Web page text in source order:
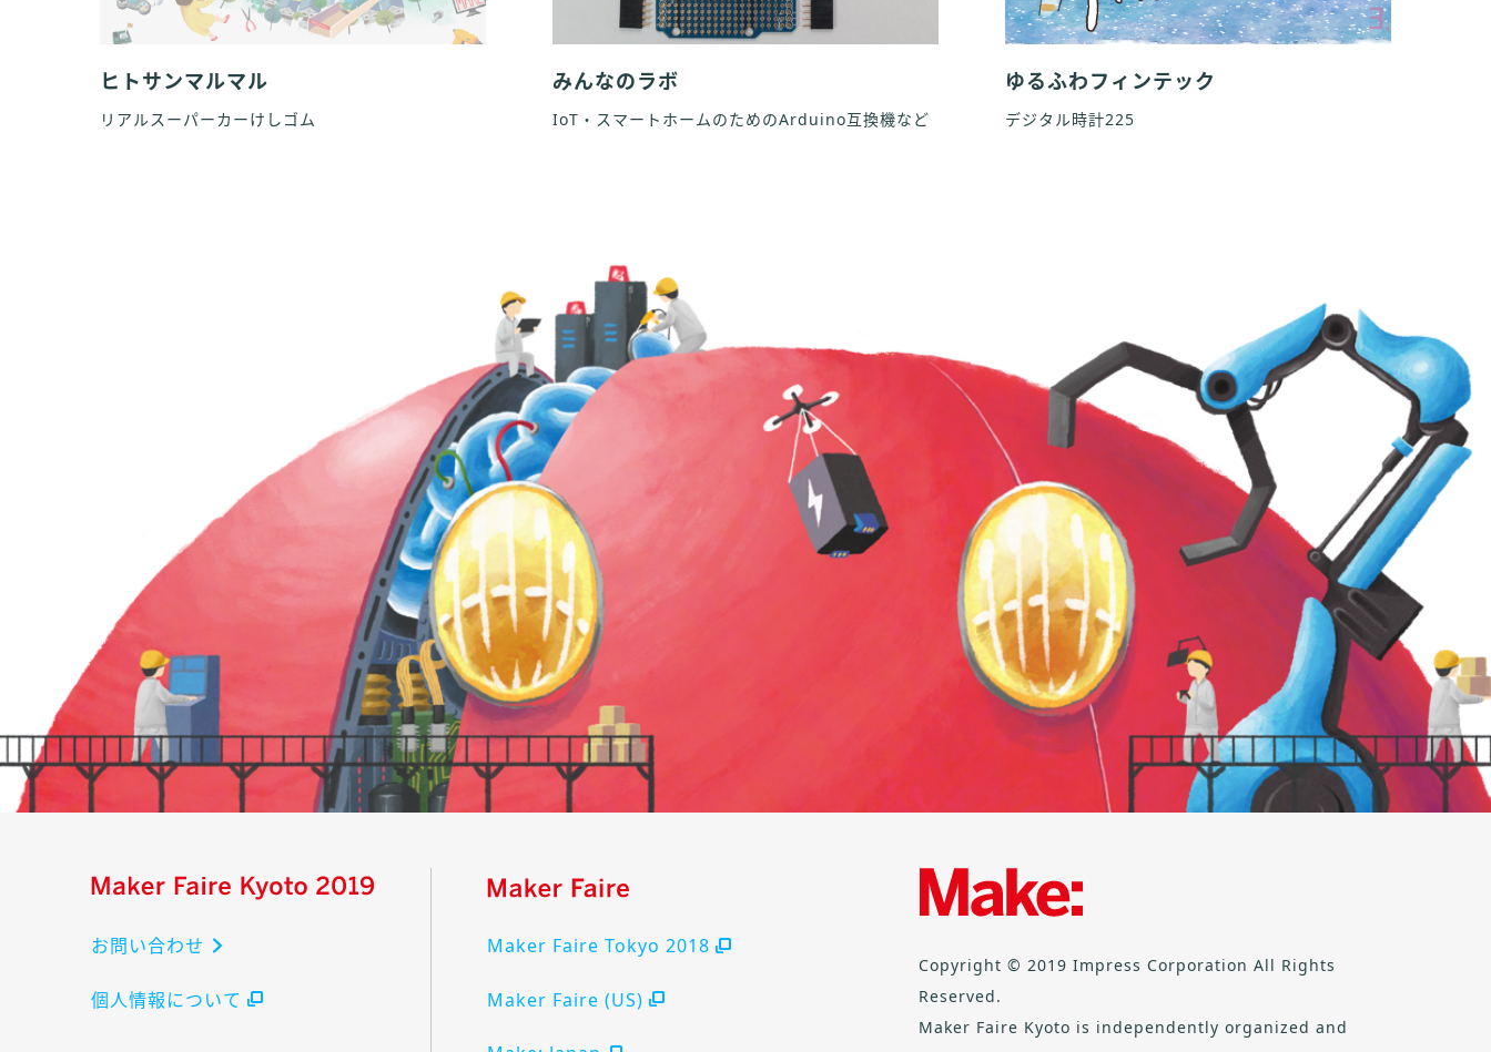
ヒトサンマルマル
リアルスーパーカーけしゴム
みんなのラボ
IoT・スマートホームのためのArduino互換機など
ゆるふわフィンテック
デジタル時計225
お問い合わせ
個人情報について
Maker Faire Tokyo 2018
Maker Faire (US)
Copyright © 2019 Impress Corporation All Rights
Reserved.
Maker Faire Kyoto is independently organized and